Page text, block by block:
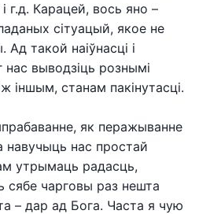
г.д. Карацей, вось яно –
сітуацый, якое не
такой наіўнасці і
нас выводзіць рознымі
іншым, станам пакінутасці.
як перажыванне
навучыць нас простай
утрымаць радасць,
сябе чарговы раз нешта
– дар ад Бога. Часта я чую